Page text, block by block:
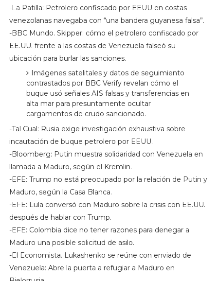
-La Patilla: Petrolero confiscado por EEUU en costas
venezolanas navegaba con “una bandera guyanesa falsa”.
-BBC Mundo. Skipper: cómo el petrolero confiscado por
EE.UU. frente a las costas de Venezuela falseó su
ubicación para burlar las sanciones.
Imágenes satelitales y datos de seguimiento
contrastados por BBC Verify revelan cómo el
buque usó señales AIS falsas y transferencias en
alta mar para presuntamente ocultar
cargamentos de crudo sancionado.
-Tal Cual: Rusia exige investigación exhaustiva sobre
incautación de buque petrolero por EEUU.
-Bloomberg: Putin muestra solidaridad con Venezuela en
llamada a Maduro, según el Kremlin.
-EFE: Trump no está preocupado por la relación de Putin y
Maduro, según la Casa Blanca.
-EFE: Lula conversó con Maduro sobre la crisis con EE.UU.
después de hablar con Trump.
-EFE: Colombia dice no tener razones para denegar a
Maduro una posible solicitud de asilo.
-El Economista. Lukashenko se reúne con enviado de
Venezuela: Abre la puerta a refugiar a Maduro en